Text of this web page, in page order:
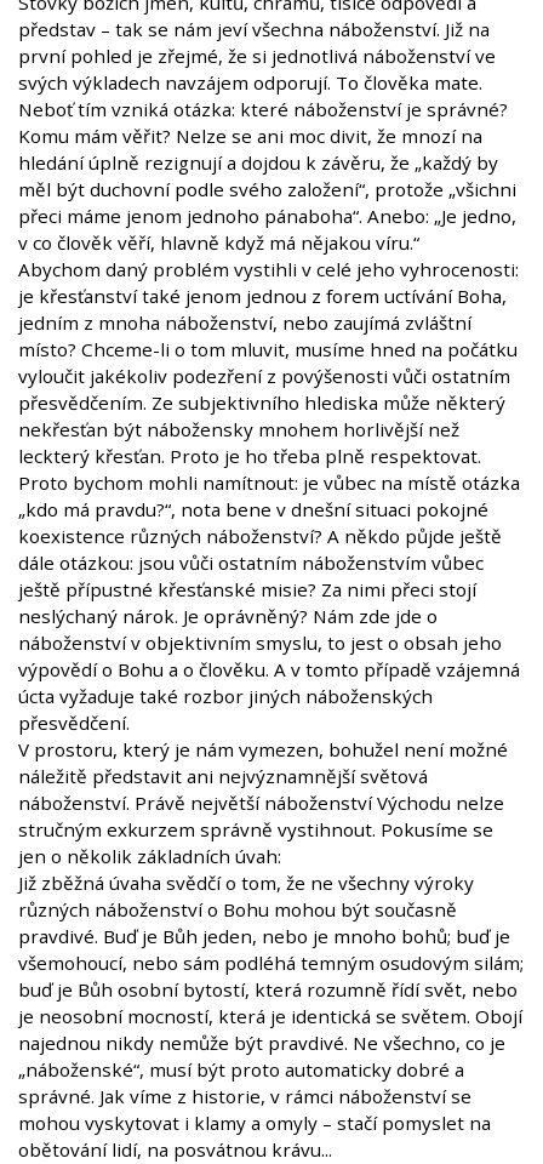
představ – tak se nám jeví všechna náboženství. Již na
první pohled je zřejmé, že si jednotlivá náboženství ve
svých výkladech navzájem odporují. To člověka mate.
Neboť tím vzniká otázka: které náboženství je správné?
Komu mám věřit? Nelze se ani moc divit, že mnozí na
hledání úplně rezignují a dojdou k závěru, že „každý by
měl být duchovní podle svého založení“, protože „všichni
přeci máme jenom jednoho pánaboha“. Anebo: „Je jedno,
v co člověk věří, hlavně když má nějakou víru.“
Abychom daný problém vystihli v celé jeho vyhrocenosti:
je křesťanství také jenom jednou z forem uctívání Boha,
jedním z mnoha náboženství, nebo zaujímá zvláštní
místo? Chceme-li o tom mluvit, musíme hned na počátku
vyloučit jakékoliv podezření z povýšenosti vůči ostatním
přesvědčením. Ze subjektivního hlediska může některý
nekřesťan být nábožensky mnohem horlivější než
leckterý křesťan. Proto je ho třeba plně respektovat.
Proto bychom mohli namítnout: je vůbec na místě otázka
„kdo má pravdu?“, nota bene v dnešní situaci pokojné
koexistence různých náboženství? A někdo půjde ještě
dále otázkou: jsou vůči ostatním náboženstvím vůbec
ještě přípustné křesťanské misie? Za nimi přeci stojí
neslýchaný nárok. Je oprávněný? Nám zde jde o
náboženství v objektivním smyslu, to jest o obsah jeho
výpovědí o Bohu a o člověku. A v tomto případě vzájemná
úcta vyžaduje také rozbor jiných náboženských
přesvědčení.
V prostoru, který je nám vymezen, bohužel není možné
náležitě představit ani nejvýznamnější světová
náboženství. Právě největší náboženství Východu nelze
stručným exkurzem správně vystihnout. Pokusíme se
jen o několik základních úvah:
Již zběžná úvaha svědčí o tom, že ne všechny výroky
různých náboženství o Bohu mohou být současně
pravdivé. Buď je Bůh jeden, nebo je mnoho bohů; buď je
všemohoucí, nebo sám podléhá temným osudovým silám;
buď je Bůh osobní bytostí, která rozumně řídí svět, nebo
je neosobní mocností, která je identická se světem. Obojí
najednou nikdy nemůže být pravdivé. Ne všechno, co je
„náboženské“, musí být proto automaticky dobré a
správné. Jak víme z historie, v rámci náboženství se
mohou vyskytovat i klamy a omyly – stačí pomyslet na
obětování lidí, na posvátnou krávu...